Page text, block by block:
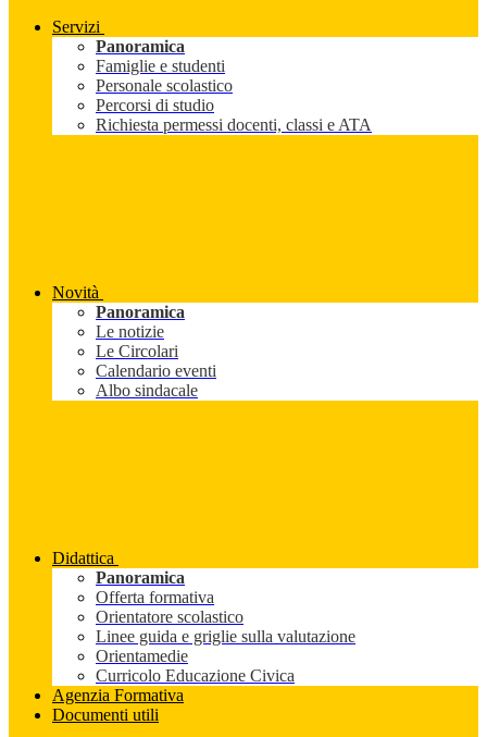
Servizi
Panoramica
Famiglie e studenti
Personale scolastico
Percorsi di studio
Richiesta permessi docenti, classi e ATA
Novità
Panoramica
Le notizie
Le Circolari
Calendario eventi
Albo sindacale
Didattica
Panoramica
Offerta formativa
Orientatore scolastico
Linee guida e griglie sulla valutazione
Orientamedie
Curricolo Educazione Civica
Agenzia Formativa
Documenti utili